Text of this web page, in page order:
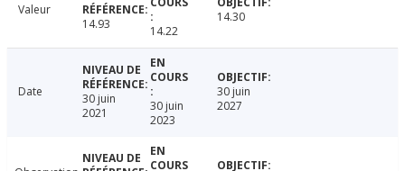
Valeur
14.93
14.22
14.30
Date
30 juin
2021
30 juin
2023
30 juin
2027